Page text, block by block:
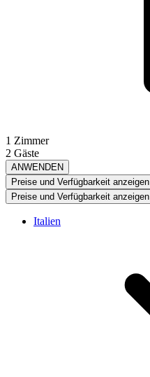
1 Zimmer
2 Gäste
ANWENDEN
Preise und Verfügbarkeit anzeigen
Preise und Verfügbarkeit anzeigen
Italien